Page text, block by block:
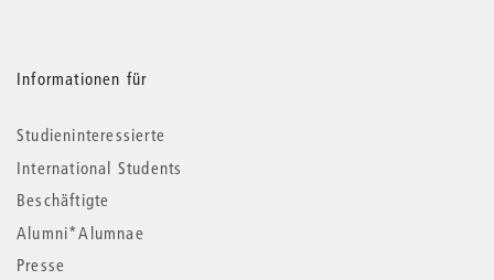
Informationen für
Studieninteressierte
International Students
Beschäftigte
Alumni*Alumnae
Presse